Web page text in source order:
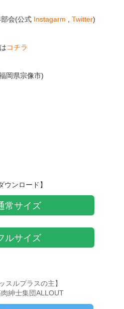
会(公式 Instagarm Twitter)
コチラ
岡県宗像市)
ウンロード】
常サイズ
ルサイズ
スルプラスの主】
紳士集団ALLOUT